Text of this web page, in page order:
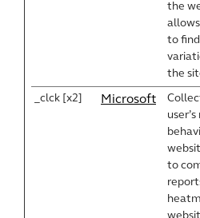
the
to
the
_clck [x2] Microsoft
to